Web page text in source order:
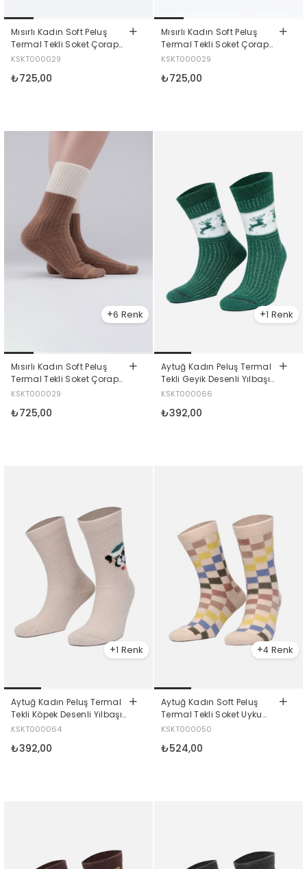
Mısırlı Kadın Soft Peluş
Termal Tekli Soket Çorap
Haki
KSKT000029
₺725,00
Mısırlı Kadın Soft Peluş
Termal Tekli Soket Çorap
Gri
KSKT000029
₺725,00
6
Mısırlı Kadın Soft Peluş
Termal Tekli Soket Çorap
Bej
KSKT000029
₺725,00
1
Aytuğ Kadın Peluş Termal
Tekli Geyik Desenli Yılbaşı
Temalı Çorap Geyik Desenli
KSKT000066
₺392,00
1
Aytuğ Kadın Peluş Termal
Tekli Köpek Desenli Yılbaşı
Temalı Çorap Köpek Desenli
KSKT000064
₺392,00
4
Aytuğ Kadın Soft Peluş
Termal Tekli Soket Uyku
Çorabı Sarı
KSKT000050
₺524,00